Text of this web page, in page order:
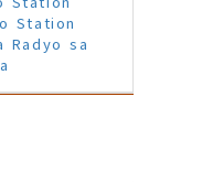
Station
Radyo sa